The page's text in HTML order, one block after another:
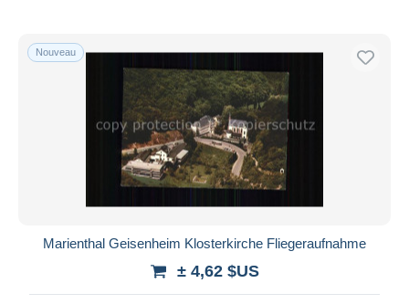
Nouveau
Marienthal Geisenheim Klosterkirche Fliegeraufnahme
± 4,62 $US